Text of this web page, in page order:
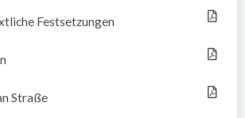
Festsetzungen
Straße